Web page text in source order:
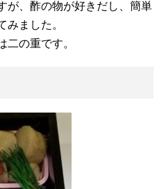
が、酢の物が好きだし、簡単
みました。
二の重です。